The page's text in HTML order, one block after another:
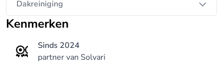
Dakreiniging
Kenmerken
Sinds 2024
partner van Solvari